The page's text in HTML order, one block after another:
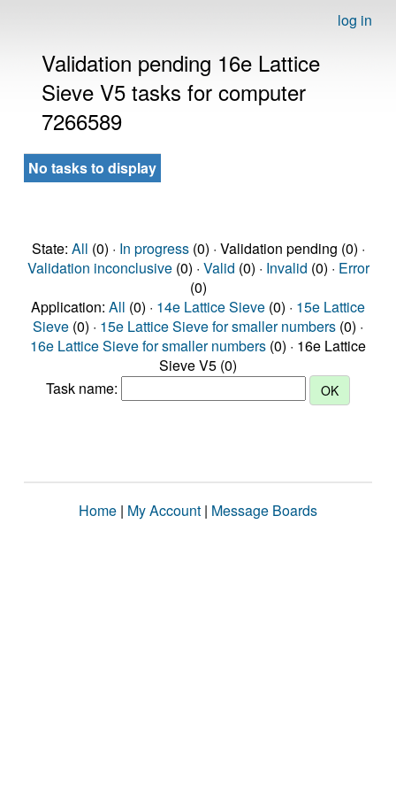
log in
Validation pending 16e Lattice
Sieve V5 tasks for computer
7266589
No tasks to display
State: All (0) · In progress(0) · Validation pending (0) ·
Validation inconclusive(0) · Valid (0) · Invalid (0) · Error
(0)
Application: All (0) · 14e Lattice Sieve (0) · 15e Lattice
Sieve (0) · 15e Lattice Sieve for smaller numbers (0) ·
16e Lattice Sieve for smaller numbers (0) · 16e Lattice
Sieve V5 (0)
Task name:
Home | My Account | Message Boards